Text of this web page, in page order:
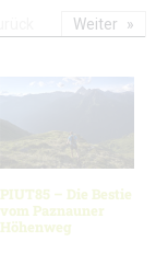
PIUT85 – Die Bestie
vom Paznauner
Höhenweg
Weiter